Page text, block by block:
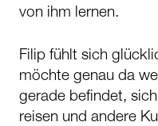
von ihm lernen.
Filip fühlt sich
möchte genau da
gerade befindet,
reisen und andere